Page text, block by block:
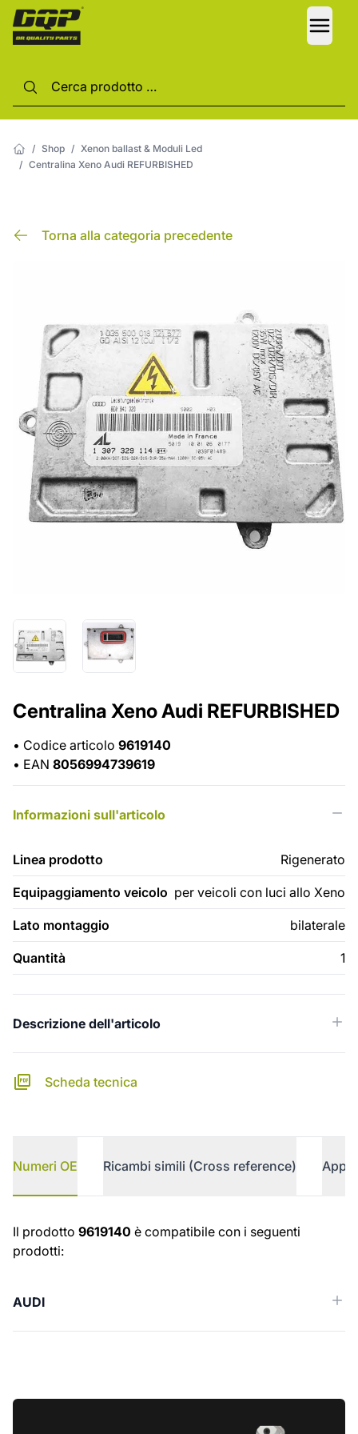
/ Shop / Xenon ballast & Moduli Led
/ Centralina Xeno Audi REFURBISHED
Torna alla categoria precedente
Centralina Xeno Audi REFURBISHED
• Codice articolo 9619140
• EAN 8056994739619
Informazioni sull'articolo
Linea prodotto Rigenerato
Equipaggiamento veicolo per veicoli con luci allo Xeno
Lato montaggio bilaterale
Quantità 1
Descrizione dell'articolo
Scheda tecnica
Numeri OE Ricambi simili (Cross reference)
Numeri OE
Il prodotto 9619140 è compatibile con i seguenti
prodotti:
AUDI